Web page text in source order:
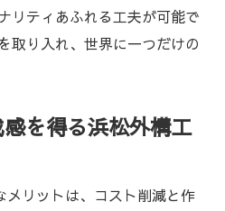
構工事の選び方と基準
敗しない素材の選定方法
ルを防ぐ浜松流の工夫
構の楽しみ方
わうDIYならではの自由度
松外構工事の楽しい時間
リティあふれる工夫が可能で
取り入れ、世界に一つだけの
を得る浜松外構工
リットは、コスト削減と作